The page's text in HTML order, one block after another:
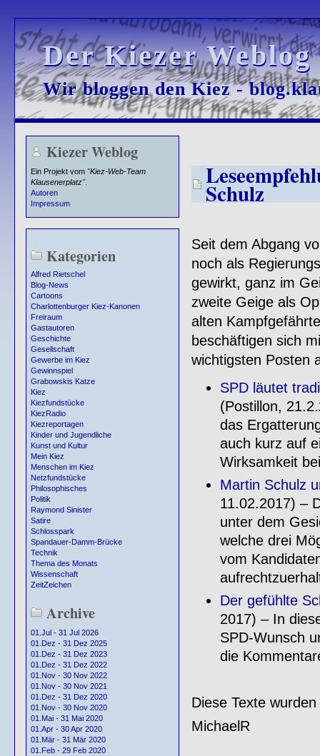
Der Kiezer
Der Kiezer
Wir bloggen den Kiez -
Wir bloggen den Kiez -
Kiezer Weblog
Ein Projekt vom "Kiez-Web-Team
Klausenerplatz".
Autoren
Impressum
Kategorien
Alfred Rietschel
Blog-News
Cartoons
Charlottenburger Kiez-Kanonen
Freiraum
Gastautoren
Geschichte
Gesellschaft
Gewerbe im Kiez
Gewinnspiel
Grabowskis Katze
Kiez
Kiezfundstücke
KiezRadio
Kiezreportagen
Kinder und Jugendliche
Kunst und Kultur
Mein Kiez
Menschen im Kiez
Netzfundstücke
Philosophisches
Politik
Raymond Sinister
Satire
Schlosspark
Spandauer-Damm-Brücke
Technik
Thema des Monats
Wissenschaft
ZeitZeichen
Archive
01.Jul - 31 Jul 2026
01.Dez - 31 Dez 2025
01.Dez - 31 Dez 2023
01.Dez - 31 Dez 2022
01.Nov - 30 Nov 2022
01.Nov - 30 Nov 2021
01.Dez - 31 Dez 2020
01.Nov - 30 Nov 2020
01.Mai - 31 Mai 2020
01.Apr - 30 Apr 2020
01.Mär - 31 Mär 2020
01.Feb - 29 Feb 2020
Schulz
Seit dem Abgang
noch als
gewirkt, ganz im
zweite Geige als
alten
beschäftigen sich
wichtigsten Posten
SPD läutet
(Postillon,
das
auch kurz auf
Wirksamkeit
Martin Schulz
11.02.2017) –
unter dem
welche drei
vom
Der gefühlte
2017) – In
SPD-Wunsch
die
Diese Texte
MichaelR